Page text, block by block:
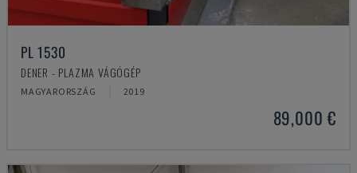
PL 1530
DENER - PLAZMA VÁGÓGÉP
MAGYARORSZÁG 2019
89,000 €